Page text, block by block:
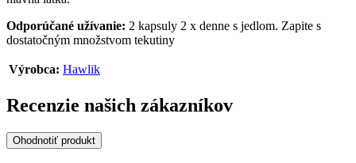
Odporúčané užívanie: 2 kapsuly 2 x denne s jedlom. Zapite s
dostatočným množstvom tekutiny
Výrobca: Hawlik
Recenzie našich zákazníkov
Ohodnotiť produkt